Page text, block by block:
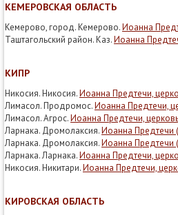
КЕМЕРОВСКАЯ ОБЛАСТЬ
Кемерово, город. Кемерово.Иоанна
Таштагольский район. Каз.Иоанна
КИПР
Никосия. Никосия.Иоанна Предтечи,
Лимасол. Продромос.Иоанна Предтечи,
Лимасол. Агрос.Иоанна Предтечи,
Ларнака. Дромолаксия.Иоанна Предтечи
Ларнака. Дромолаксия.Иоанна Предтечи
Ларнака. Ларнака.Иоанна Предтечи,
Никосия. Никитари.Иоанна Предтечи,
КИРОВСКАЯ ОБЛАСТЬ